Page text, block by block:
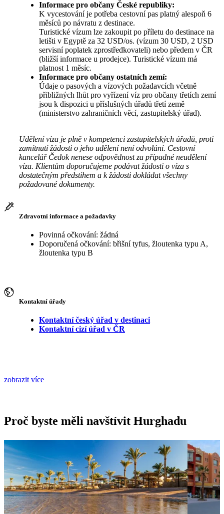
Informace pro občany České republiky:
K vycestování je potřeba cestovní pas platný alespoň 6
měsíců po návratu z destinace.
Turistické vízum lze zakoupit po příletu do destinace na
letišti v Egyptě za 32 USD/os. (vízum 30 USD, 2 USD
servisní poplatek zprostředkovateli) nebo předem v ČR
(bližší informace u prodejce). Turistické vízum má
platnost 1 měsíc.
Informace pro občany ostatních zemí:
Údaje o pasových a vízových požadavcích včetně
přibližných lhůt pro vyřízení víz pro občany třetích zemí
jsou k dispozici u příslušných úřadů třetí země
(ministerstvo zahraničních věcí, zastupitelský úřad).
Udělení víza je plně v kompetenci zastupitelských úřadů, proti
zamítnutí žádosti o jeho udělení není odvolání. Cestovní
kancelář Čedok nenese odpovědnost za případné neudělení
víza. Klientům doporučujeme podávat žádosti o víza s
dostatečným předstihem a k žádosti dokládat všechny
požadované dokumenty.
Zdravotní informace a požadavky
Povinná očkování: žádná
Doporučená očkování: břišní tyfus, žloutenka typu A,
žloutenka typu B
Kontaktní úřady
Kontaktní český úřad v destinaci
Kontaktní cizí úřad v ČR
zobrazit více
Proč byste měli navštívit Hurghadu